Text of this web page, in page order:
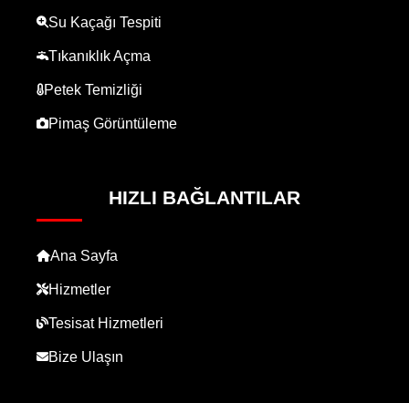
Su Kaçağı Tespiti
Tıkanıklık Açma
Petek Temizliği
Pimaş Görüntüleme
HIZLI BAĞLANTILAR
Ana Sayfa
Hizmetler
Tesisat Hizmetleri
Bize Ulaşın